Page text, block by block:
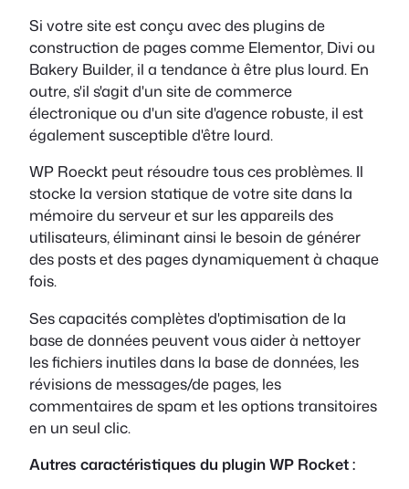
Si votre site est conçu avec des plugins de
construction de pages comme Elementor, Divi ou
Bakery Builder, il a tendance à être plus lourd. En
outre, s'il s'agit d'un site de commerce
électronique ou d'un site d'agence robuste, il est
également susceptible d'être lourd.
WP Roeckt peut résoudre tous ces problèmes. Il
stocke la version statique de votre site dans la
mémoire du serveur et sur les appareils des
utilisateurs, éliminant ainsi le besoin de générer
des posts et des pages dynamiquement à chaque
fois.
Ses capacités complètes d'optimisation de la
base de données peuvent vous aider à nettoyer
les fichiers inutiles dans la base de données, les
révisions de messages/de pages, les
commentaires de spam et les options transitoires
en un seul clic.
Autres caractéristiques du plugin WP Rocket :